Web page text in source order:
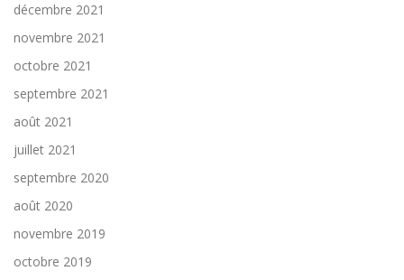
décembre 2021
novembre 2021
octobre 2021
septembre 2021
août 2021
juillet 2021
septembre 2020
août 2020
novembre 2019
octobre 2019